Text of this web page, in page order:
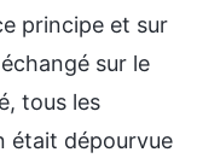
principe et sur
sur le
tous les
était dépourvue